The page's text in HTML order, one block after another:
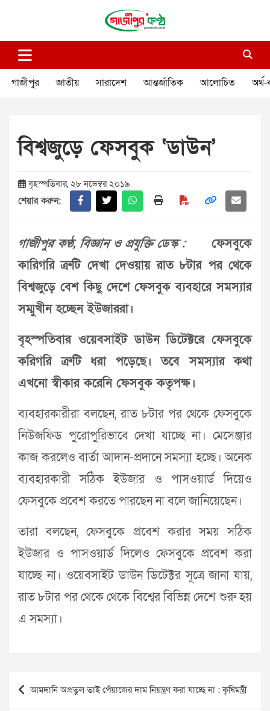
গাজীপুর কণ্ঠ
গাজীপুর জাতীয় সারাদেশ আন্তর্জাতিক আলোচিত অর্থ-
বিশ্বজুড়ে ফেসবুক ‘ডাউন’
বৃহস্পতিবার, ২৮ নভেম্বর ২০১৯
শেয়ার করুন:
গাজীপুর কণ্ঠ, বিজ্ঞান ও প্রযুক্তি ডেস্ক :ফেসবুকে
কারিগরি ত্রুটি দেখা দেওয়ায় রাত ৮টার পর থেকে
বিশ্বজুড়ে বেশ কিছু দেশে ফেসবুক ব্যবহারে সমস্যার
সম্মুখীন হচ্ছেন ইউজাররা।
বৃহস্পতিবার ওয়েবসাইট ডাউন ডিটেক্টরে ফেসবুকে
করিগরি ত্রুটি ধরা পড়েছে। তবে সমস্যার কথা
এখনো স্বীকার করেনি ফেসবুক কতৃপক্ষ।
ব্যবহারকারীরা বলছেন, রাত ৮টার পর থেকে ফেসবুকে
নিউজফিড পুরোপুরিভাবে দেখা যাচ্ছে না। মেসেঞ্জার
কাজ করলেও বার্তা আদান-প্রদানে সমস্যা হচ্ছে। অনেক
ব্যবহারকারী সঠিক ইউজার ও পাসওয়ার্ড দিয়েও
ফেসবুকে প্রবেশ করতে পারছেন না বলে জানিয়েছেন।
তারা বলছেন, ফেসবুকে প্রবেশ করার সময় সঠিক
ইউজার ও পাসওয়ার্ড দিলেও ফেসবুকে প্রবেশ করা
যাচ্ছে না। ওয়েবসাইট ডাউন ডিটেক্টর সূত্রে জানা যায়,
রাত ৮টার পর থেকে থেকে বিশ্বের বিভিন্ন দেশে শুরু হয়
এ সমস্যা।
Post
navigation
আমদানি অপ্রতুল তাই পেঁয়াজের দাম নিয়ন্ত্রণ করা যাচ্ছে না : কৃষিমন্ত্রী